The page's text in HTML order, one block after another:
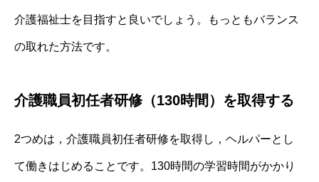
介護福祉士を目指すと良いでしょう。もっともバランス
の取れた方法です。
介護職員初任者研修（130時間）を取得する
2つめは，介護職員初任者研修を取得し，ヘルパーとし
て働きはじめることです。130時間の学習時間がかかり